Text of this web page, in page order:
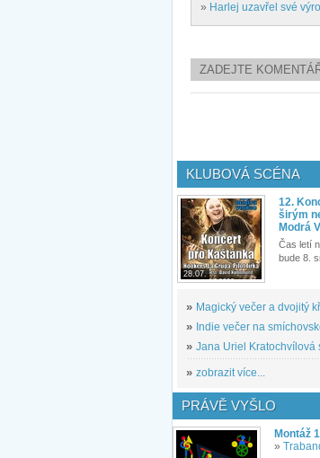
» Harlej uzavřel své
ZADEJTE
KLUBOVÁ SCÉNA
28.07.
12.
širým
Modrá
Čas letí
bude 8.
» Magický večer a dvojitý
» Indie večer na
» Jana Uriel Kratochvílová
» zobrazit více...
PRÁVĚ VYŠLO
Montáž
»